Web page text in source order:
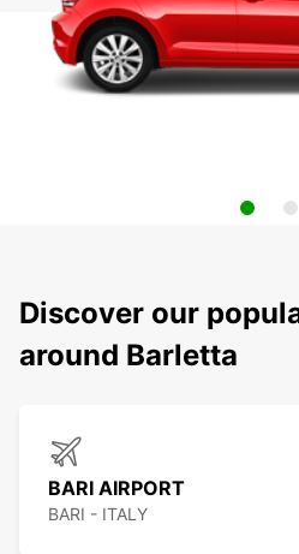
Discover our
around Barletta
BARI AIRPORT
BARI - ITALY